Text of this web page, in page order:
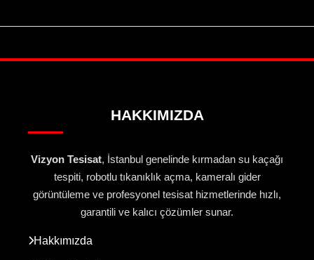
HAKKIMIZDA
Vizyon Tesisat, İstanbul genelinde kırmadan su kaçağı
tespiti, robotlu tıkanıklık açma, kameralı gider
görüntüleme ve profesyonel tesisat hizmetlerinde hızlı,
garantili ve kalıcı çözümler sunar.
Hakkımızda